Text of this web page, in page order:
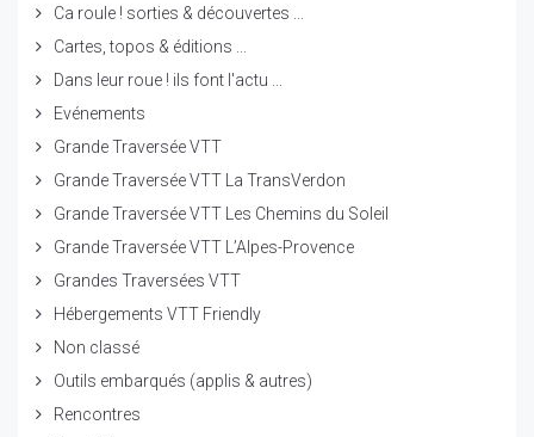
Ca roule ! sorties & découvertes ...
Cartes, topos & éditions ...
Dans leur roue ! ils font l'actu ...
Evénements
Grande Traversée VTT
Grande Traversée VTT La TransVerdon
Grande Traversée VTT Les Chemins du Soleil
Grande Traversée VTT L’Alpes-Provence
Grandes Traversées VTT
Hébergements VTT Friendly
Non classé
Outils embarqués (applis & autres)
Rencontres